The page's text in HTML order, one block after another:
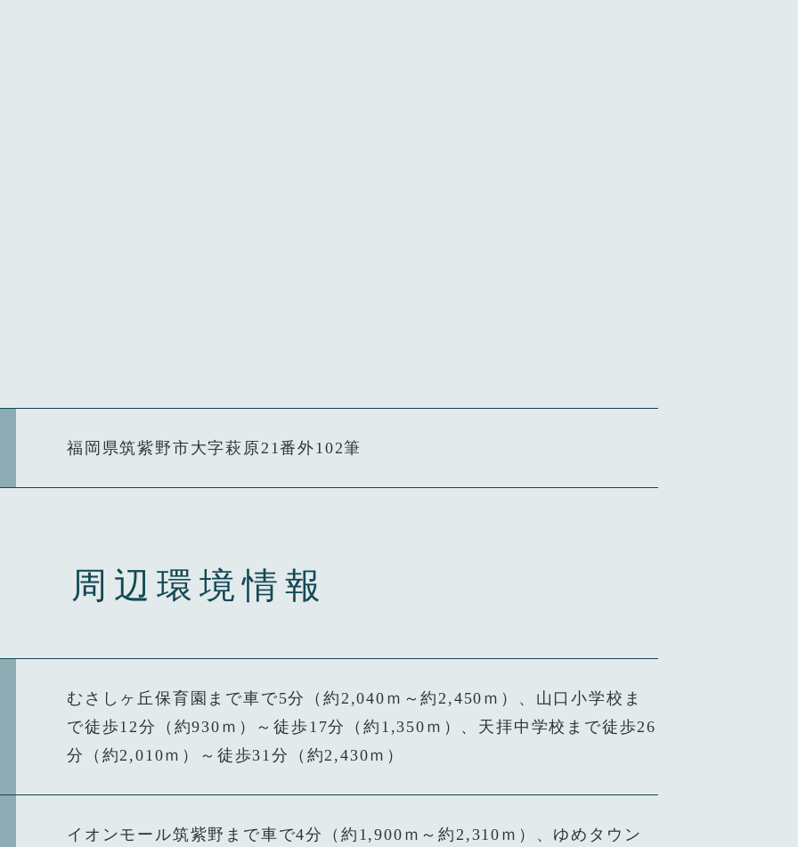
福岡県筑紫野市大字萩原21番外102筆
周辺環境情報
むさしヶ丘保育園まで車で5分（約2,040ｍ～約2,450ｍ）、山口小学校ま
で徒歩12分（約930ｍ）～徒歩17分（約1,350ｍ）、天拝中学校まで徒歩26
分（約2,010ｍ）～徒歩31分（約2,430ｍ）
イオンモール筑紫野まで車で4分（約1,900ｍ～約2,310ｍ）、ゆめタウン